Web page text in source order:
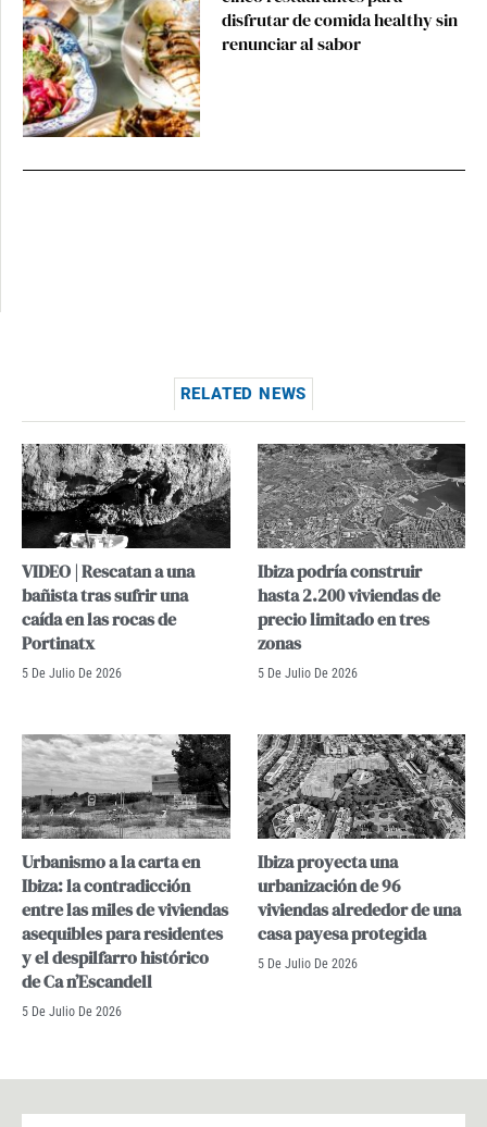
disfrutar de comida healthy sin
renunciar al sabor
RELATED NEWS
VIDEO | Rescatan a una
bañista tras sufrir una
caída en las rocas de
Portinatx
5 De Julio De 2026
Ibiza podría construir
hasta 2.200 viviendas de
precio limitado en tres
zonas
5 De Julio De 2026
Urbanismo a la carta en
Ibiza: la contradicción
entre las miles de viviendas
asequibles para residentes
y el despilfarro histórico
de Ca n’Escandell
5 De Julio De 2026
Ibiza proyecta una
urbanización de 96
viviendas alrededor de una
casa payesa protegida
5 De Julio De 2026